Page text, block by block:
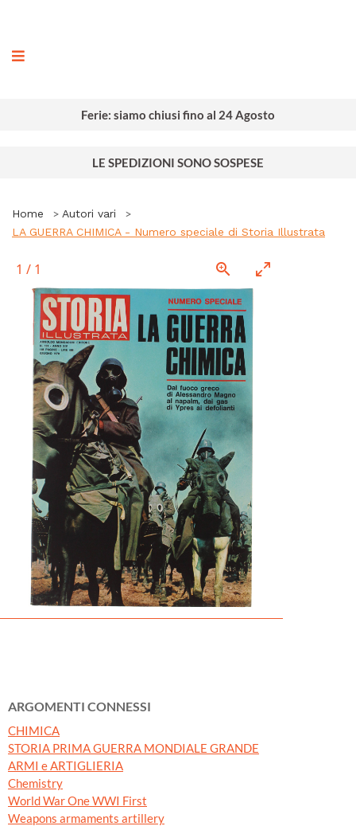
Ferie: siamo chiusi fino al 24 Agosto
LE SPEDIZIONI SONO SOSPESE
Home
Autori vari
LA GUERRA CHIMICA - Numero speciale di Storia Illustrata
1 / 1
ARGOMENTI CONNESSI
CHIMICA
STORIA PRIMA GUERRA MONDIALE GRANDE
ARMI e ARTIGLIERIA
Chemistry
World War One WWI First
Weapons armaments artillery